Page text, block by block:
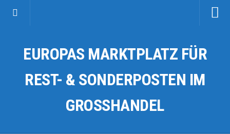
Kategorien
Auto & Motorrad
Fahrzeuge & Transport
EUROPAS MARKTPLATZ FÜR
REST- & SONDERPOSTEN IM
GROSSHANDEL